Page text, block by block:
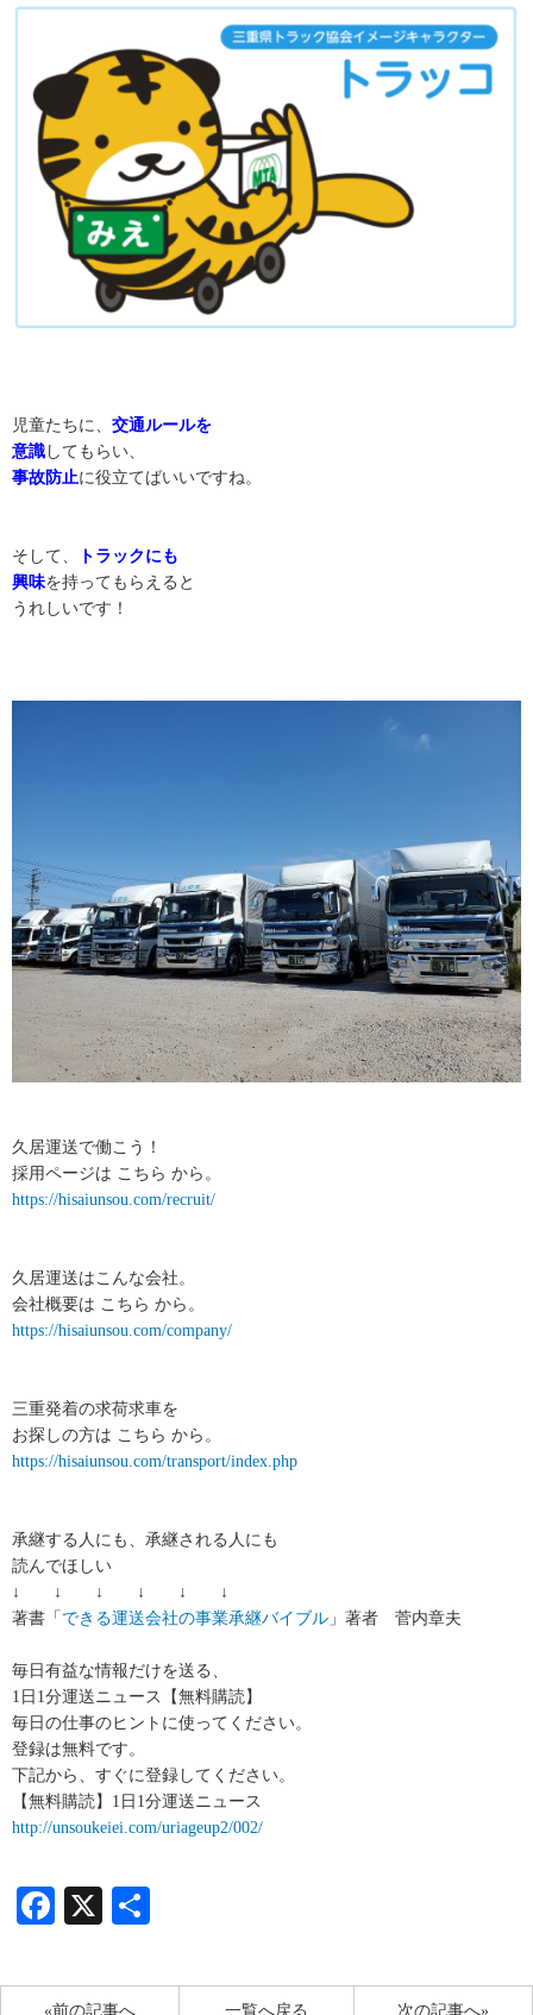
児童たちに、 交通ルールを
意識 してもらい、
事故防止に役立てばいいですね。
そして、
トラックにも
興味を持ってもらえると
うれしいです！
久居運送で働こう！
採用ページは こちら から。
https://hisaiunsou.com/recruit/
久居運送はこんな会社。
会社概要は こちら から。
https://hisaiunsou.com/company/
三重発着の求荷求車を
お探しの方は こちら から。
https://hisaiunsou.com/transport/index.php
承継する人にも、承継される人にも
読んでほしい
↓ ↓ ↓ ↓ ↓ ↓
著書「 できる運送会社の事業承継バイブル 」著者 菅内章夫
毎日有益な情報だけを送る、
1日1分運送ニュース【無料購読】
毎日の仕事のヒントに使ってください。
登録は無料です。
下記から、すぐに登録してください。
【無料購読】1日1分運送ニュース
http://unsoukeiei.com/uriageup2/002/
Facebook
X
«前の記事へ 次の記事へ»
一覧へ戻る